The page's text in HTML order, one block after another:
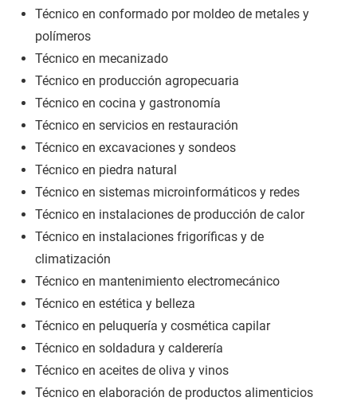
Técnico en conformado por moldeo de metales y
polímeros
Técnico en mecanizado
Técnico en producción agropecuaria
Técnico en cocina y gastronomía
Técnico en servicios en restauración
Técnico en excavaciones y sondeos
Técnico en piedra natural
Técnico en sistemas microinformáticos y redes
Técnico en instalaciones de producción de calor
Técnico en instalaciones frigoríficas y de
climatización
Técnico en mantenimiento electromecánico
Técnico en estética y belleza
Técnico en peluquería y cosmética capilar
Técnico en soldadura y calderería
Técnico en aceites de oliva y vinos
Técnico en elaboración de productos alimenticios